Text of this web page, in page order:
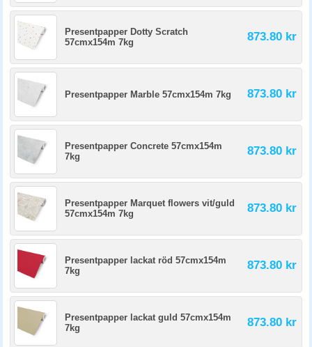
Presentpapper Dotty Scratch
57cmx154m 7kg
873.80 kr
Presentpapper Marble 57cmx154m 7kg 873.80 kr
Presentpapper Concrete 57cmx154m
7kg
873.80 kr
Presentpapper Marquet flowers vit/guld
57cmx154m 7kg
873.80 kr
Presentpapper lackat röd 57cmx154m
7kg
873.80 kr
Presentpapper lackat guld 57cmx154m
7kg
873.80 kr